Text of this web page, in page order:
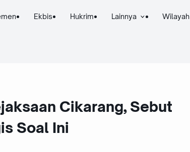
Ekbis Hukrim Lainnya Wilayah
Cikarang, Sebut
Soal Ini